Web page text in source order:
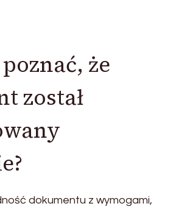
że
został
dokumentu z wymogami,